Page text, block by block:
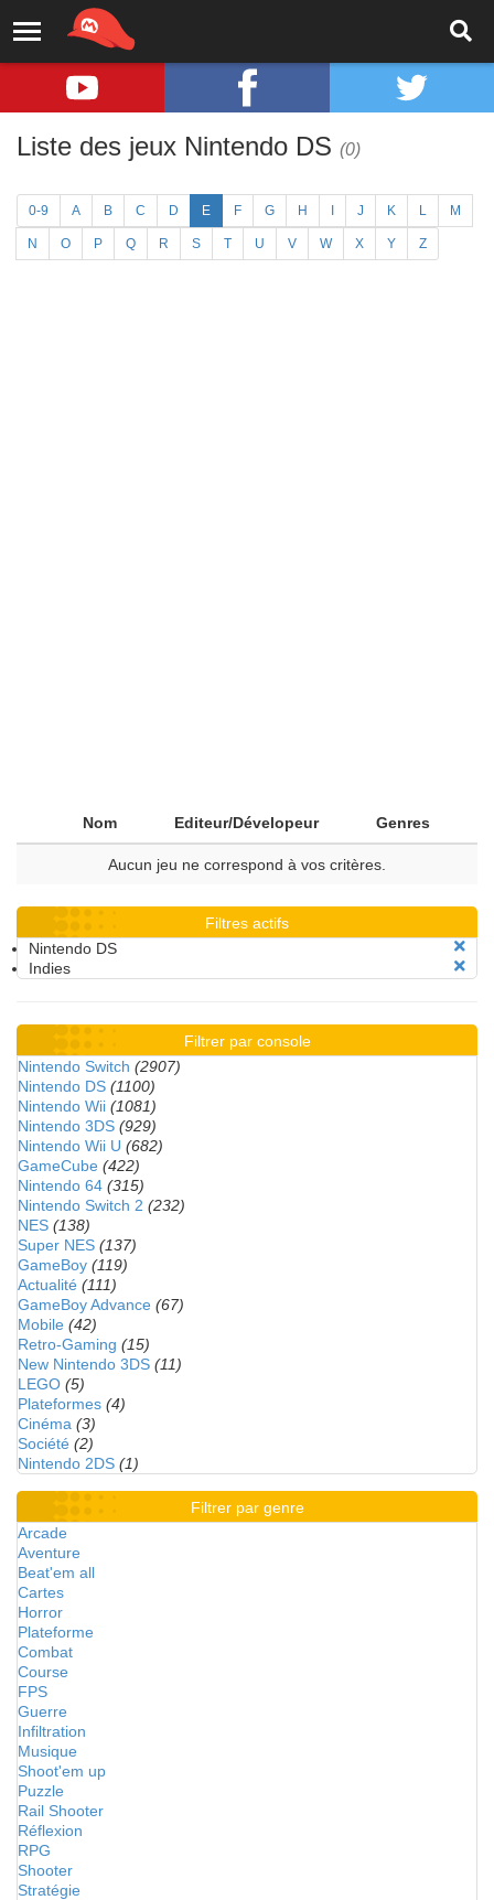
Liste des jeux Nintendo DS (0)
0-9 A B C D E F G H J K L M
N O P Q R S T U V W X Y Z
Nom Editeur/Dévelopeur Genres
Aucun jeu ne correspond à vos critères.
Filtres actifs
Nintendo DS
Indies
Filtrer par console
Nintendo Switch (2907)
Nintendo DS (1100)
Nintendo Wii (1081)
Nintendo 3DS (929)
Nintendo Wii U (682)
GameCube (422)
Nintendo 64 (315)
Nintendo Switch 2 (232)
NES (138)
Super NES (137)
GameBoy (119)
Actualité (111)
GameBoy Advance (67)
Mobile (42)
Retro-Gaming (15)
New Nintendo 3DS (11)
LEGO (5)
Plateformes (4)
Cinéma (3)
Société (2)
Nintendo 2DS (1)
Filtrer par genre
Arcade
Aventure
Beat'em all
Cartes
Horror
Plateforme
Combat
Course
FPS
Guerre
Infiltration
Musique
Shoot'em up
Puzzle
Rail Shooter
Réflexion
RPG
Shooter
Stratégie